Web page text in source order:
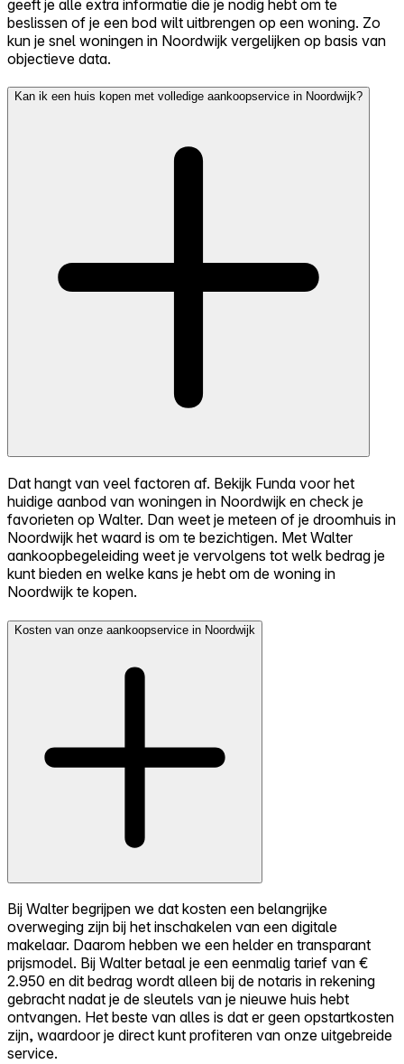
geeft je alle extra informatie die je nodig hebt om te
beslissen of je een bod wilt uitbrengen op een woning. Zo
kun je snel woningen in Noordwijk vergelijken op basis van
objectieve data.
Kan ik een huis kopen met volledige aankoopservice in Noordwijk?
Dat hangt van veel factoren af. Bekijk Funda voor het
huidige aanbod van woningen in Noordwijk en check je
favorieten op Walter. Dan weet je meteen of je droomhuis in
Noordwijk het waard is om te bezichtigen. Met Walter
aankoopbegeleiding weet je vervolgens tot welk bedrag je
kunt bieden en welke kans je hebt om de woning in
Noordwijk te kopen.
Kosten van onze aankoopservice in Noordwijk
Bij Walter begrijpen we dat kosten een belangrijke
overweging zijn bij het inschakelen van een digitale
makelaar. Daarom hebben we een helder en transparant
prijsmodel. Bij Walter betaal je een eenmalig tarief van €
2.950 en dit bedrag wordt alleen bij de notaris in rekening
gebracht nadat je de sleutels van je nieuwe huis hebt
ontvangen. Het beste van alles is dat er geen opstartkosten
zijn, waardoor je direct kunt profiteren van onze uitgebreide
service.